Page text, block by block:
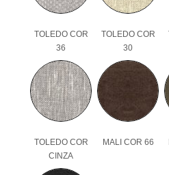
TOLEDO COR
36
TOLEDO COR
30
TOLEDO COR
CINZA
MALI COR 66